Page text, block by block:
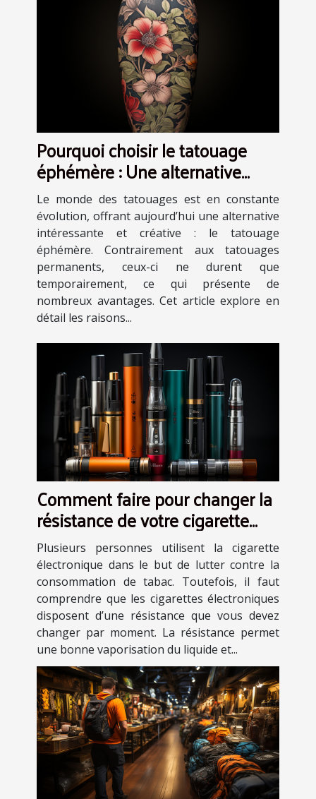
Pourquoi choisir le tatouage
éphémère : Une alternative
artistique et sans engagement
Le monde des tatouages est en constante
évolution, offrant aujourd’hui une alternative
intéressante et créative : le tatouage
éphémère. Contrairement aux tatouages
permanents, ceux-ci ne durent que
temporairement, ce qui présente de
nombreux avantages. Cet article explore en
détail les raisons...
Comment faire pour changer la
résistance de votre cigarette
électronique ?
Plusieurs personnes utilisent la cigarette
électronique dans le but de lutter contre la
consommation de tabac. Toutefois, il faut
comprendre que les cigarettes électroniques
disposent d’une résistance que vous devez
changer par moment. La résistance permet
une bonne vaporisation du liquide et...